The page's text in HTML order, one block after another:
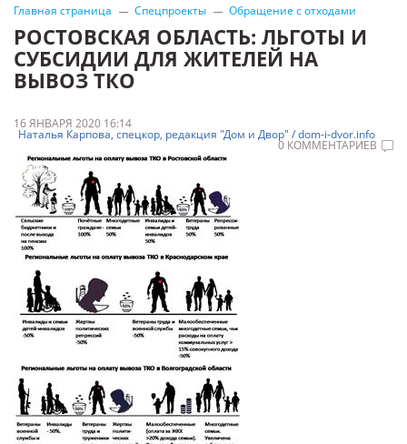
Главная страница Спецпроекты Обращение с отходами
РОСТОВСКАЯ ОБЛАСТЬ: ЛЬГОТЫ И
СУБСИДИИ ДЛЯ ЖИТЕЛЕЙ НА
ВЫВОЗ ТКО
16 ЯНВАРЯ 2020 16:14
Наталья Карпова, спецкор, редакция "Дом и Двор" / dom-i-dvor.info
0 КОММЕНТАРИЕВ